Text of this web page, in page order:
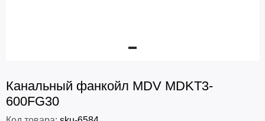
Канальный фанкойл MDV MDKT3-
600FG30